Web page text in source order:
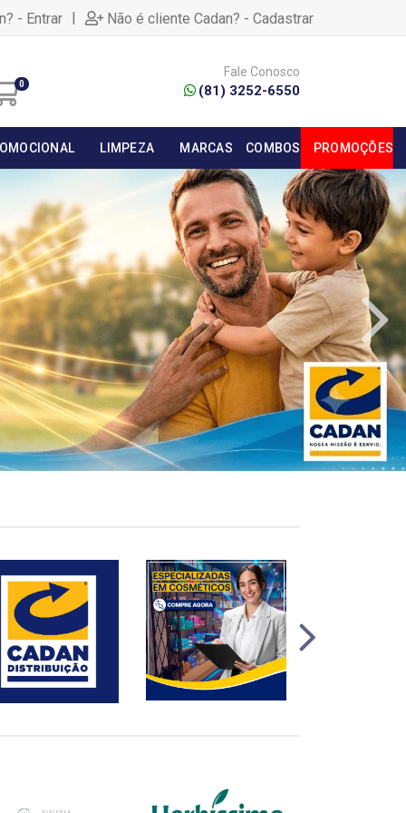
- Entrar | Não é cliente Cadan? - Cadastrar
0
Fale Conosco
(81) 3252-6550
LIMPEZA MARCAS COMBOS PROMOÇÕES